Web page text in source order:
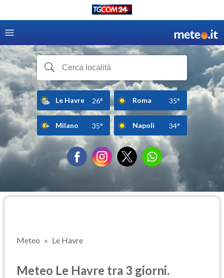
Le Havre 26° Roma 35°
Milano 35° Napoli 34°
Meteo Le Havre
Meteo Le Havre tra 3 giorni.